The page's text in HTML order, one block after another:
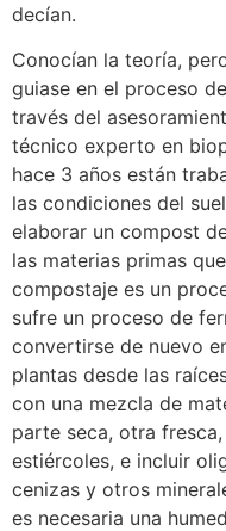
decían.
Conocían la teoría,
guiase en el proceso
través del
técnico experto en
hace 3 años están
las condiciones del
elaborar un compost
las materias primas
compostaje es un
sufre un proceso de
convertirse de nuevo
plantas desde las
con una mezcla de
parte seca, otra
estiércoles, e incluir
cenizas y otros
es necesaria una